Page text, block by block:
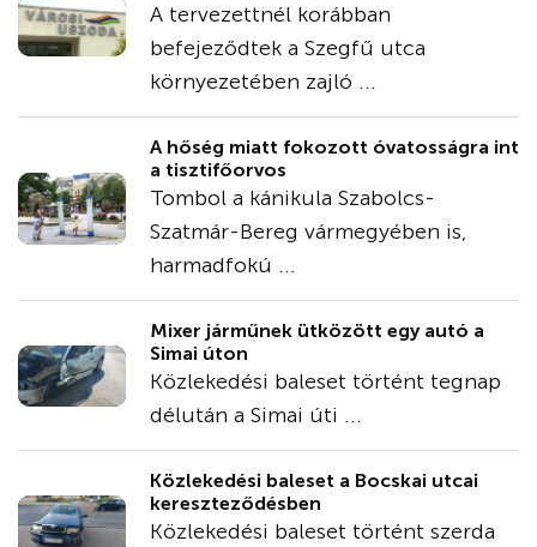
A tervezettnél korábban
befejeződtek a Szegfű utca
környezetében zajló ...
A hőség miatt fokozott óvatosságra int
a tisztifőorvos
Tombol a kánikula Szabolcs-
Szatmár-Bereg vármegyében is,
harmadfokú ...
Mixer járműnek ütközött egy autó a
Simai úton
Közlekedési baleset történt tegnap
délután a Simai úti ...
Közlekedési baleset a Bocskai utcai
kereszteződésben
Közlekedési baleset történt szerda